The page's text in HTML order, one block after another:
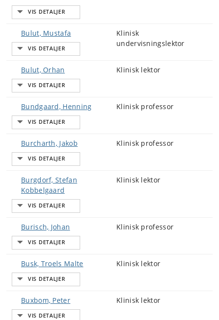
Bulut, Mustafa
Klinisk
undervisningslektor
Bulut, Orhan Klinisk lektor
Bundgaard, Henning Klinisk professor
Burcharth, Jakob Klinisk professor
Burgdorf, Stefan
Kobbelgaard
Klinisk lektor
Burisch, Johan Klinisk professor
Busk, Troels Malte Klinisk lektor
Buxbom, Peter Klinisk lektor